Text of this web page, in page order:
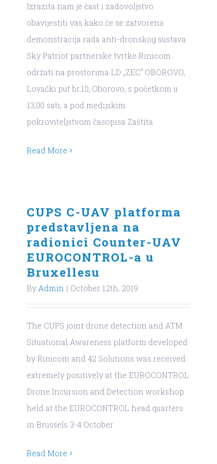
Izrazita nam je čast i zadovoljstvo
obavijestiti vas kako će se zatvorena
demonstracija rada anti-dronskog sustava
Sky Patriot partnerske tvrtke Rinicom
održati na prostorima LD „ZEC“ OBOROVO,
Lovački put br.10, Oborovo, s početkom u
13,00 sati, a pod medijskim
pokroviteljstvom časopisa Zaštita
Read More
CUPS C-UAV platforma
predstavljena na
radionici Counter-UAV
EUROCONTROL-a u
Bruxellesu
By Admin | October 12th, 2019
The CUPS joint drone detection and ATM
Situational Awareness platform developed
by Rinicom and 42 Solutions was received
extremely positively at the EUROCONTROL
Drone Incursion and Detection workshop
held at the EUROCONTROL head quarters
in Brussels 3-4 October.
Read More